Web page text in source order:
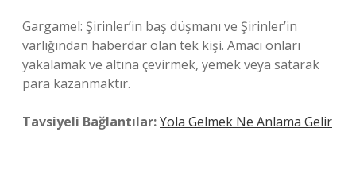
Gargamel: Şirinler’in baş düşmanı ve Şirinler’in
varlığından haberdar olan tek kişi. Amacı onları
yakalamak ve altına çevirmek, yemek veya satarak
para kazanmaktır.
Tavsiyeli Bağlantılar:Yola Gelmek Ne Anlama Gelir